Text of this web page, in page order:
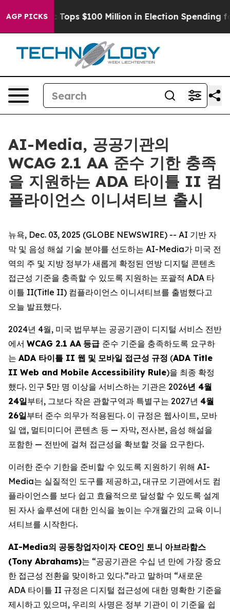
AGP PICKS
Aipac Tops $100 Million in Election Spending for
AI-Media, 공공기관의
WCAG 2.1 AA 준수 기한 충족
을 지원하는 ADA 타이틀 II 컴
플라이언스 이니셔티브 출시
뉴욕, Dec. 03, 2025 (GLOBE NEWSWIRE) -- AI 기반 자
막 및 음성 해설 기술 분야를 선도하는 AI-Media가 미국 전
역의 주 및 지방 정부가 새롭게 확정된 연방 디지털 콘텐츠
접근성 기준을 충족할 수 있도록 지원하는 포괄적 ADA 타
이틀 II(Title II) 컴플라이언스 이니셔티브를 출범했다고
오늘 발표했다.
2024년 4월, 미국 법무부는 공공기관이 디지털 서비스 전반
에서 WCAG 2.1 AA 등급 준수 기준을 충족하도록 요구하
는 ADA 타이틀 II 웹 및 모바일 접근성 규정 (ADA Title
II Web and Mobile Accessibility Rule)을 최종 확정
했다. 인구 5만 명 이상을 서비스하는 기관은 2026년 4월
24일부터, 그보다 작은 관할구역과 특별구는 2027년 4월
26일부터 준수 의무가 적용된다. 이 규정은 웹사이트, 모바
일 앱, 멀티미디어 콘텐츠 등 — 자막, 전사본, 음성 해설을
포함한 — 전반에 걸쳐 접근성을 확보할 것을 요구한다.
이러한 준수 기한을 준비할 수 있도록 지원하기 위해 AI-
Media는 실질적인 도구를 제공하고, 대규모 기관에서도 컴
플라이언스를 보다 쉽고 효율적으로 달성할 수 있도록 설계
된 자사 솔루션에 대한 인식을 높이는 수개월간의 교육 이니
셔티브를 시작한다.
AI-Media의 공동창업자이자CEO인 토니 아브라함스
(Tony Abrahams)는 “공공기관은 수십 년 만에 가장 중요
한 접근성 전환을 맞이하고 있다.”라고 말하며 “새로운
ADA 타이틀 II 규정은 디지털 접근성에 대한 명확한 기준을
제시하고 있으며, 우리의 사명은 정부 기관이 이 기준을 쉽